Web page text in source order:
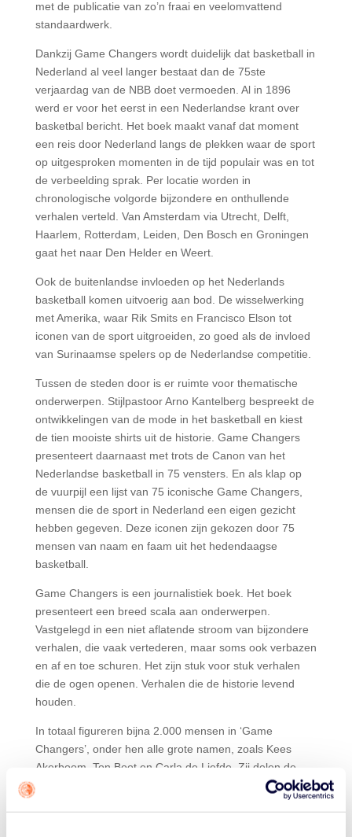
met de publicatie van zo’n fraai en veelomvattend
standaardwerk.
Dankzij Game Changers wordt duidelijk dat basketball in
Nederland al veel langer bestaat dan de 75ste
verjaardag van de NBB doet vermoeden. Al in 1896
werd er voor het eerst in een Nederlandse krant over
basketbal bericht. Het boek maakt vanaf dat moment
een reis door Nederland langs de plekken waar de sport
op uitgesproken momenten in de tijd populair was en tot
de verbeelding sprak. Per locatie worden in
chronologische volgorde bijzondere en onthullende
verhalen verteld. Van Amsterdam via Utrecht, Delft,
Haarlem, Rotterdam, Leiden, Den Bosch en Groningen
gaat het naar Den Helder en Weert.
Ook de buitenlandse invloeden op het Nederlands
basketball komen uitvoerig aan bod. De wisselwerking
met Amerika, waar Rik Smits en Francisco Elson tot
iconen van de sport uitgroeiden, zo goed als de invloed
van Surinaamse spelers op de Nederlandse competitie.
Tussen de steden door is er ruimte voor thematische
onderwerpen. Stijlpastoor Arno Kantelberg bespreekt de
ontwikkelingen van de mode in het basketball en kiest
de tien mooiste shirts uit de historie. Game Changers
presenteert daarnaast met trots de Canon van het
Nederlandse basketball in 75 vensters. En als klap op
de vuurpijl een lijst van 75 iconische Game Changers,
mensen die de sport in Nederland een eigen gezicht
hebben gegeven. Deze iconen zijn gekozen door 75
mensen van naam en faam uit het hedendaagse
basketball.
Game Changers is een journalistiek boek. Het boek
presenteert een breed scala aan onderwerpen.
Vastgelegd in een niet aflatende stroom van bijzondere
verhalen, die vaak vertederen, maar soms ook verbazen
en af en toe schuren. Het zijn stuk voor stuk verhalen
die de ogen openen. Verhalen die de historie levend
houden.
In totaal figureren bijna 2.000 mensen in ‘Game
Changers’, onder hen alle grote namen, zoals Kees
Akerboom, Ton Boot en Carla de Liefde. Zij delen de
spotlights met bijvoorbeeld Gertjan van der Linden (in
1990 uitgeroepen tot de beste rolstoelbasketballer ter